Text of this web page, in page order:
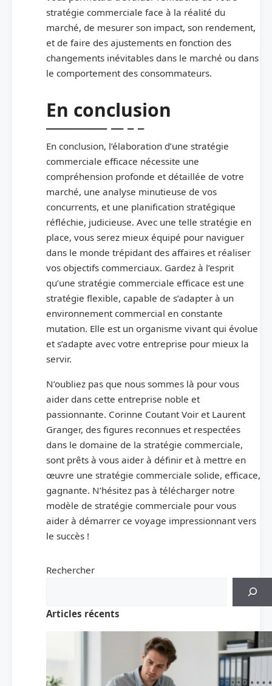
stratégie commerciale face à la réalité du
marché, de mesurer son impact, son rendement,
et de faire des ajustements en fonction des
changements inévitables dans le marché ou dans
le comportement des consommateurs.
En conclusion
En conclusion, l’élaboration d’une stratégie
commerciale efficace nécessite une
compréhension profonde et détaillée de votre
marché, une analyse minutieuse de vos
concurrents, et une planification stratégique
réfléchie, judicieuse. Avec une telle stratégie en
place, vous serez mieux équipé pour naviguer
dans le monde trépidant des affaires et réaliser
vos objectifs commerciaux. Gardez à l’esprit
qu’une stratégie commerciale efficace est une
stratégie flexible, capable de s’adapter à un
environnement commercial en constante
mutation. Elle est un organisme vivant qui évolue
et s’adapte avec votre entreprise pour mieux la
servir.
N’oubliez pas que nous sommes là pour vous
aider dans cette entreprise noble et
passionnante. Corinne Coutant Voir et Laurent
Granger, des figures reconnues et respectées
dans le domaine de la stratégie commerciale,
sont prêts à vous aider à définir et à mettre en
œuvre une stratégie commerciale solide, efficace,
gagnante. N’hésitez pas à télécharger notre
modèle de stratégie commerciale pour vous
aider à démarrer ce voyage impressionnant vers
le succès !
Rechercher
Articles récents